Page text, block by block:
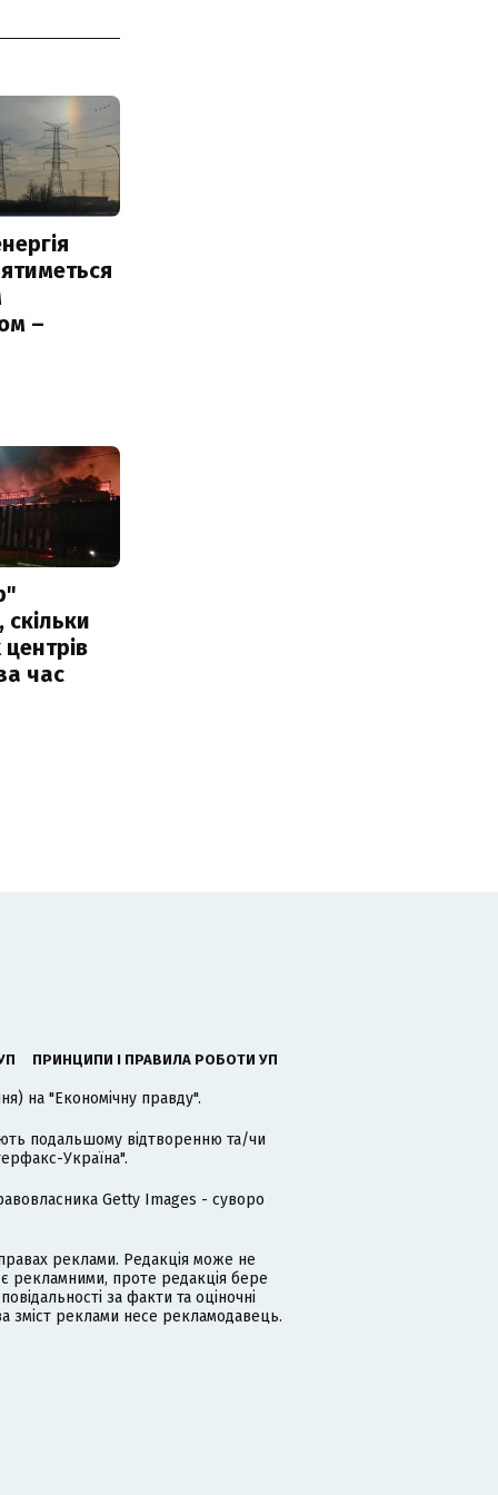
–
скільки
час
ПРИНЦИПИ І ПРАВИЛА РОБОТИ УП
на "Економічну правду".
подальшому відтворенню та/чи
Україна".
Getty Images - суворо
реклами. Редакція може не
рекламними, проте редакція бере
за факти та оціночні
зміст реклами несе рекламодавець.